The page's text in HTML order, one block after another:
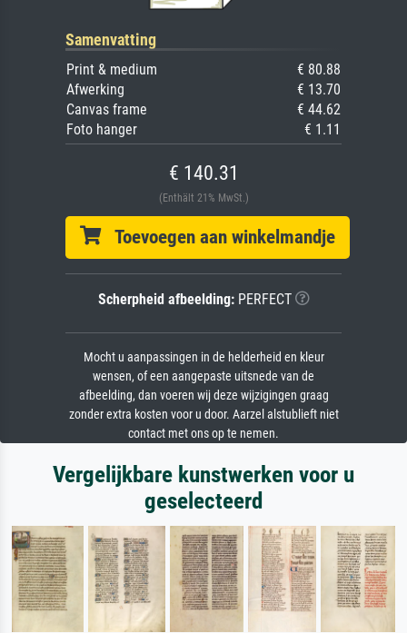
Samenvatting
Print & medium
€ 80.88
Afwerking
€ 13.70
Canvas frame
€ 44.62
Foto hanger
€ 1.11
€ 140.31
(Enthält 21% MwSt.)
Toevoegen aan winkelmandje
Scherpheid afbeelding:PERFECT
Mocht u aanpassingen in de helderheid en kleur
wensen, of een aangepaste uitsnede van de
afbeelding, dan voeren wij deze wijzigingen graag
zonder extra kosten voor u door. Aarzel alstublieft niet
contact met ons op te nemen.
Vergelijkbare kunstwerken voor u
geselecteerd